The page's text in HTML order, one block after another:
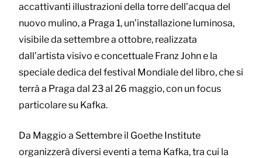
accattivanti illustrazioni della torre dell’acqua del
nuovo mulino, a Praga 1, un’installazione luminosa,
visibile da settembre a ottobre, realizzata
dall’artista visivo e concettuale Franz John e la
speciale dedica del festival Mondiale del libro, che si
terrà a Praga dal 23 al 26 maggio, con un focus
particolare su Kafka.
Da Maggio a Settembre il Goethe Institute
organizzerà diversi eventi a tema Kafka, tra cui la